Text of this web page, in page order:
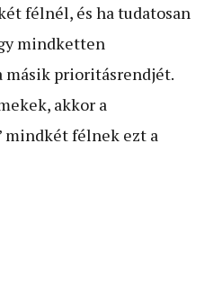
félnél, és ha tudatosan
mindketten
prioritásrendjét.
akkor a
mindkét félnek ezt a